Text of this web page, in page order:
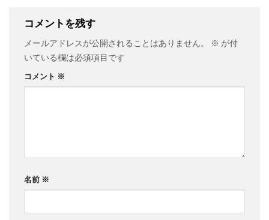
コメントを残す
メールアドレスが公開されることはありません。 ※ が付
いている欄は必須項目です
コメント ※
名前 ※